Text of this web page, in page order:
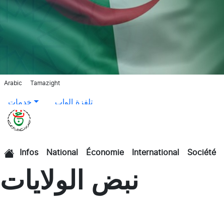
Arabic Tamazight
خدمات تلفزة الواب
الرئيسية
Infos National Économie International Société
نبض الولايات